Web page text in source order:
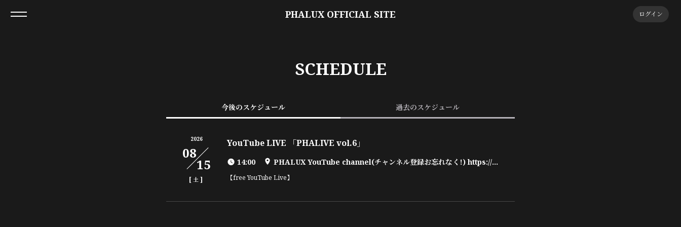
PHALUX OFFICIAL SITE ログイン
SCHEDULE
今後のスケジュール 過去のスケジュール
2026
08
15
[ 土]
YouTube LIVE 「PHALIVE vol.6」
14:00 PHALUX YouTube channel(チャンネル登録お忘れなく!) https://www.youtube.com/@PHALUX_jpn
【free YouTube Live】